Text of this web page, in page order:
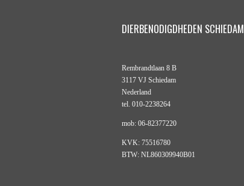
DIERBENODIGDHEDEN SCHIEDAM
Rembrandtlaan 8 B
3117 VJ Schiedam
Nederland
tel. 010-2238264
mob: 06-82377220
KVK: 75516780
BTW: NL860309940B01